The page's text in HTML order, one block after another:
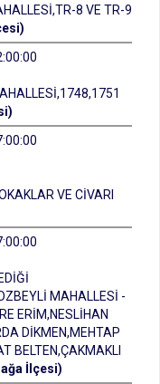
8 VE TR-9
VE CİVARI
MAHALLESİ -
ERİM,NESLİHAN
DİKMEN,MEHTAP
BELTEN,ÇAKMAKLI
İlçesi)